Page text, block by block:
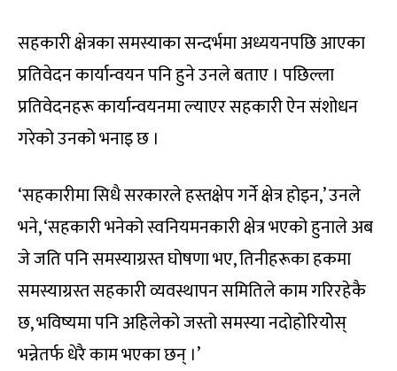
सहकारी क्षेत्रका समस्याका सन्दर्भमा अध्ययनपछि आएका
प्रतिवेदन कार्यान्वयन पनि हुने उनले बताए । पछिल्ला
प्रतिवेदनहरू कार्यान्वयनमा ल्याएर सहकारी ऐन संशोधन
गरेको उनको भनाइ छ ।
‘सहकारीमा सिधै सरकारले हस्तक्षेप गर्ने क्षेत्र होइन,’ उनले
भने, ‘सहकारी भनेको स्वनियमनकारी क्षेत्र भएको हुनाले अब
जे जति पनि समस्याग्रस्त घोषणा भए, तिनीहरूका हकमा
समस्याग्रस्त सहकारी व्यवस्थापन समितिले काम गरिरहेकै
छ, भविष्यमा पनि अहिलेको जस्तो समस्या नदोहोरियोेस्
भन्नेतर्फ धेरै काम भएका छन् ।’